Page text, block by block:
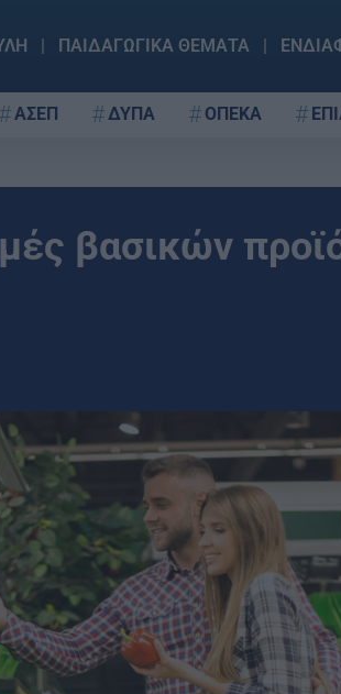
ΠΑΙΔΑΓΩΓΙΚΑ ΘΕΜΑΤΑ
ΑΣΕΠ ΔΥΠΑ ΟΠΕΚΑ
βασικών